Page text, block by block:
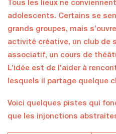
Tous les lieux ne
adolescents. Certains se
grands groupes, mais
activité créative, un club de
associatif, un cours de
L’idée est de l’aider à
lesquels il partage quelque
Voici quelques pistes qui
que les injonctions